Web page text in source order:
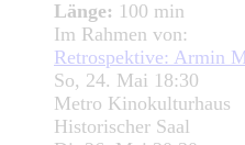
Länge: 100 min
Im Rahmen von:
Retrospektive: Armin
So, 24. Mai 18:30
Metro Kinokulturhaus
Historischer Saal